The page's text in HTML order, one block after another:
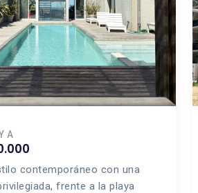
contemporáneo con una
frente a la playa